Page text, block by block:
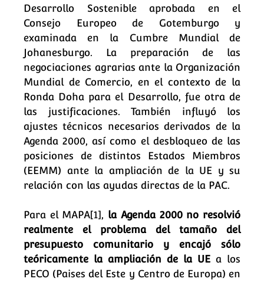
Desarrollo Sostenible aprobada en el
Consejo Europeo de Gotemburgo y
examinada en la Cumbre Mundial de
Johanesburgo. La preparación de las
negociaciones agrarias ante la Organización
Mundial de Comercio, en el contexto de la
Ronda Doha para el Desarrollo, fue otra de
las justificaciones. También influyó los
ajustes técnicos necesarios derivados de la
Agenda 2000, así como el desbloqueo de las
posiciones de distintos Estados Miembros
(EEMM) ante la ampliación de la UE y su
relación con las ayudas directas de la PAC.
Para el MAPA[1], la Agenda 2000 no resolvió
realmente el problema del tamaño del
presupuesto comunitario
y encajó sólo
teóricamente la ampliación de la UE a los
PECO (Paises del Este y Centro de Europa) en